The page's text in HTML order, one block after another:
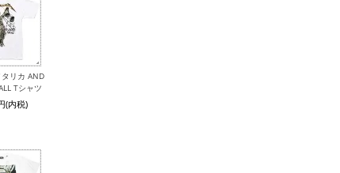
タリカ AND
Tシャツ
(内税)